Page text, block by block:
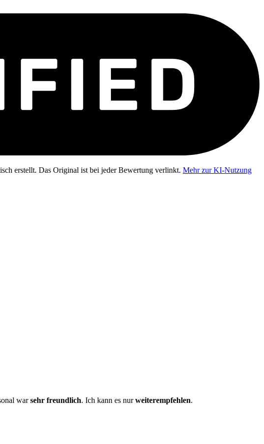
erstellt. Das Original ist bei jeder Bewertung verlinkt. Mehr zur KI-Nutzung
warsehr freundlich. Ich kann es nurweiterempfehlen.